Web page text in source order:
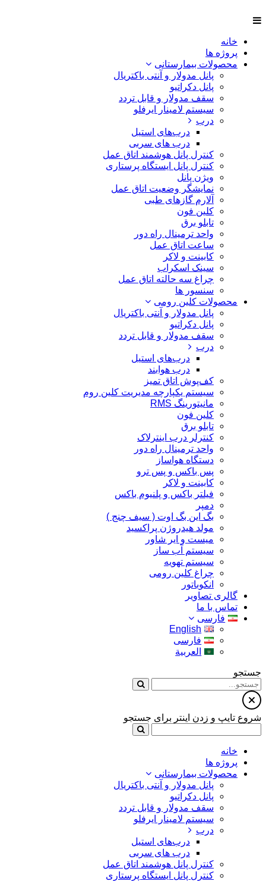
خانه
پروژه ها
محصولات بیمارستانی
پانل مدولار و آنتی باکتریال
پانل دکراتیو
سقف مدولار و قابل تردد
سیستم لامینار ایرفلو
درب
درب‌های استیل
درب های سربی
کنترل پانل هوشمند اتاق عمل
کنترل پانل ایستگاه پرستاری
ویژن پانل
نمایشگر وضعیت اتاق عمل
آلارم گازهای طبی
کلین فون
تابلو برق
واحد ترمینال راه دور
ساعت اتاق عمل
کابینت و لاکر
سینک اسکراب
چراغ سه حالته اتاق عمل
سنسور ها
محصولات کلین رومی
پانل مدولار و آنتی باکتریال
پانل دکراتیو
سقف مدولار و قابل تردد
درب
درب‌های استیل
درب هوابند
کف‌پوش اتاق تمیز
سیستم یکپارچه مدیریت کلین روم
مانیتورینگ RMS
کلین فون
تابلو برق
کنترلر درب اینترلاک
واحد ترمینال راه دور
دستگاه هواساز
پس باکس و پس ترو
کابینت و لاکر
فیلتر باکس و پلنیوم باکس
دمپر
بگ این بگ اوت ( سیف چنج )
مولد هیدروژن پراکسید
میست و ایر شاور
سیستم آب ساز
سیستم تهویه
چراغ کلین رومی
انکوباتور
گالری تصاویر
تماس با ما
فارسی
English
فارسی
العربية
جستجو
شروع تایپ و زدن اینتر برای جستجو
خانه
پروژه ها
محصولات بیمارستانی
پانل مدولار و آنتی باکتریال
پانل دکراتیو
سقف مدولار و قابل تردد
سیستم لامینار ایرفلو
درب
درب‌های استیل
درب های سربی
کنترل پانل هوشمند اتاق عمل
کنترل پانل ایستگاه پرستاری